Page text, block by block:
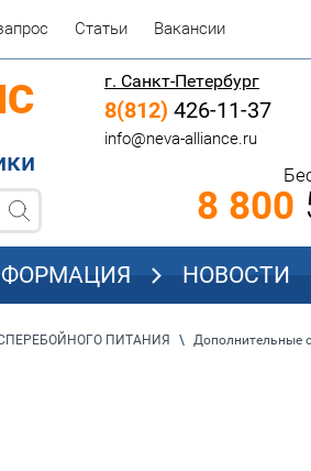
Статьи Вакансии
г. Санкт-Петербург
8(812) 426-11-37
info@neva-alliance.ru
8 800
НОВОСТИ
ПИТАНИЯ \ Дополнительные